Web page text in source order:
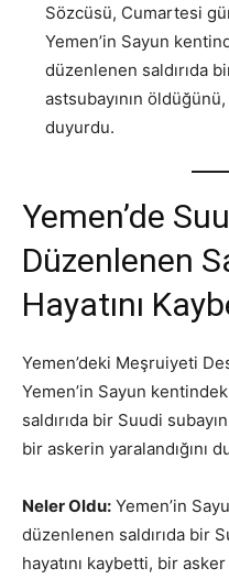
Sözcüsü, Cumartesi
Yemen’in Sayun
düzenlenen saldırıda
astsubayının
duyurdu.
Yemen’de
Düzenlenen
Hayatını
Yemen’deki Meşruiyeti
Yemen’in Sayun
saldırıda bir Suudi
bir askerin yaralandığını
Neler Oldu: Yemen’in
düzenlenen saldırıda bir
hayatını kaybetti, bir asker